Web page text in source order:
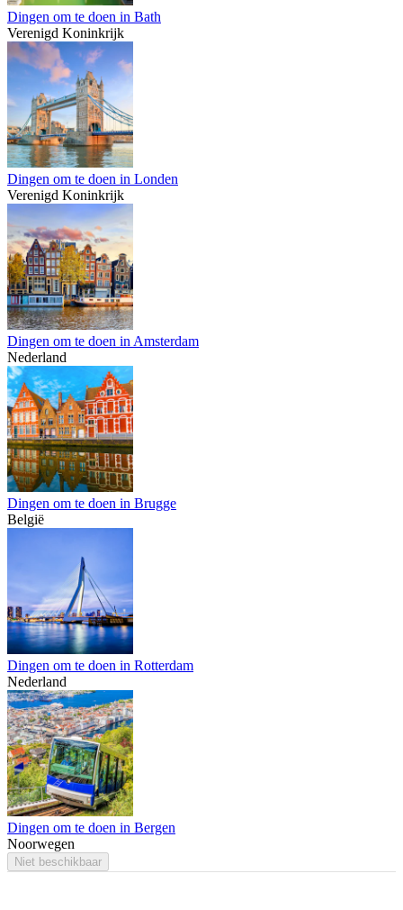
Dingen om te doen in Bath
Verenigd Koninkrijk
Dingen om te doen in Londen
Verenigd Koninkrijk
Dingen om te doen in Amsterdam
Nederland
Dingen om te doen in Brugge
België
Dingen om te doen in Rotterdam
Nederland
Dingen om te doen in Bergen
Noorwegen
Niet beschikbaar